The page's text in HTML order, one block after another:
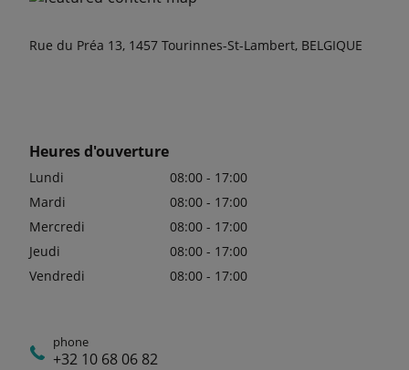
Rue du Préa 13, 1457 Tourinnes-St-Lambert, BELGIQUE
Heures d'ouverture
Lundi
08:00 - 17:00
Mardi
08:00 - 17:00
Mercredi
08:00 - 17:00
Jeudi
08:00 - 17:00
Vendredi
08:00 - 17:00
phone
+32 10 68 06 82